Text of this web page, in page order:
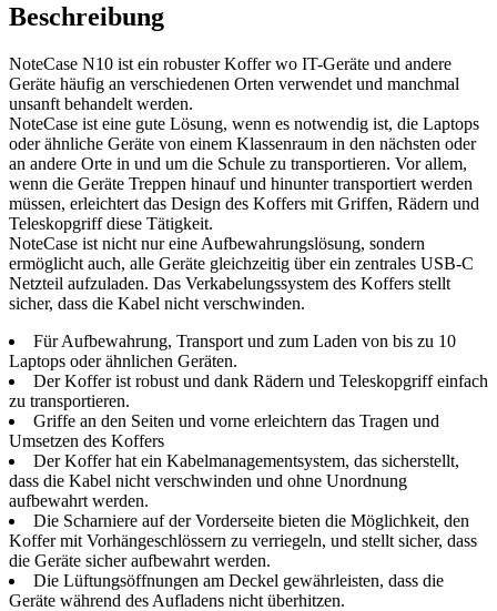
Beschreibung
NoteCase N10 ist ein robuster Koffer wo IT-Geräte und andere
Geräte häufig an verschiedenen Orten verwendet und manchmal
unsanft behandelt werden.
NoteCase ist eine gute Lösung, wenn es notwendig ist, die Laptops
oder ähnliche Geräte von einem Klassenraum in den nächsten oder
an andere Orte in und um die Schule zu transportieren. Vor allem,
wenn die Geräte Treppen hinauf und hinunter transportiert werden
müssen, erleichtert das Design des Koffers mit Griffen, Rädern und
Teleskopgriff diese Tätigkeit.
NoteCase ist nicht nur eine Aufbewahrungslösung, sondern
ermöglicht auch, alle Geräte gleichzeitig über ein zentrales USB-C
Netzteil aufzuladen. Das Verkabelungssystem des Koffers stellt
sicher, dass die Kabel nicht verschwinden.
Für Aufbewahrung, Transport und zum Laden von bis zu 10
Laptops oder ähnlichen Geräten.
Der Koffer ist robust und dank Rädern und Teleskopgriff einfach
zu transportieren.
Griffe an den Seiten und vorne erleichtern das Tragen und
Umsetzen des Koffers
Der Koffer hat ein Kabelmanagementsystem, das sicherstellt,
dass die Kabel nicht verschwinden und ohne Unordnung
aufbewahrt werden.
Die Scharniere auf der Vorderseite bieten die Möglichkeit, den
Koffer mit Vorhängeschlössern zu verriegeln, und stellt sicher, dass
die Geräte sicher aufbewahrt werden.
Die Lüftungsöffnungen am Deckel gewährleisten, dass die
Geräte während des Aufladens nicht überhitzen.